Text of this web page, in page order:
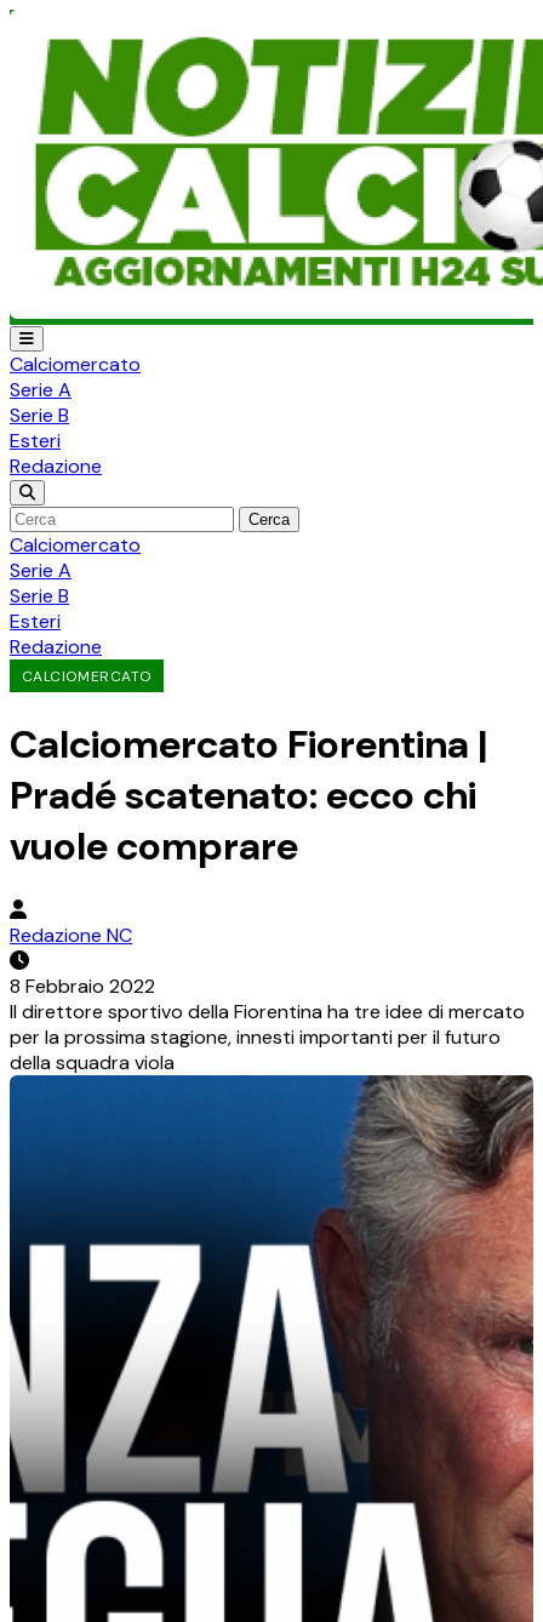
Calciomercato
Serie A
Serie B
Esteri
Redazione
Cerca
Calciomercato
Serie A
Serie B
Esteri
Redazione
CALCIOMERCATO
Calciomercato Fiorentina |
Pradé scatenato: ecco chi
vuole comprare
Redazione NC
8 Febbraio 2022
Il direttore sportivo della Fiorentina ha tre idee di mercato
per la prossima stagione, innesti importanti per il futuro
della squadra viola